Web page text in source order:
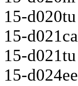
15-d020tu
15-d021ca
15-d021tu
15-d024ee